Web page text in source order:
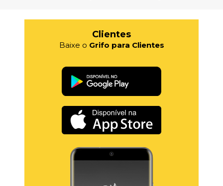
Clientes
Baixe o Grifo para Clientes